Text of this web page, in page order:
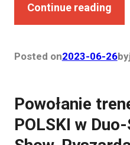
Continue reading
Posted on2023-06-26by
Powołanie
POLSKI w